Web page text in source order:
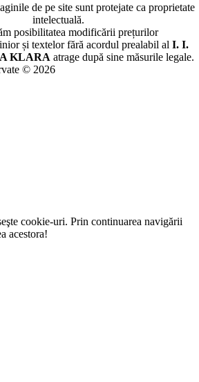
de pe site sunt protejate ca proprietate
intelectuală.
posibilitatea modificării prețurilor
și textelor fără acordul prealabil al I. I.
KLARA atrage după sine măsurile legale.
© 2026
cookie-uri. Prin continuarea navigării
acestora!